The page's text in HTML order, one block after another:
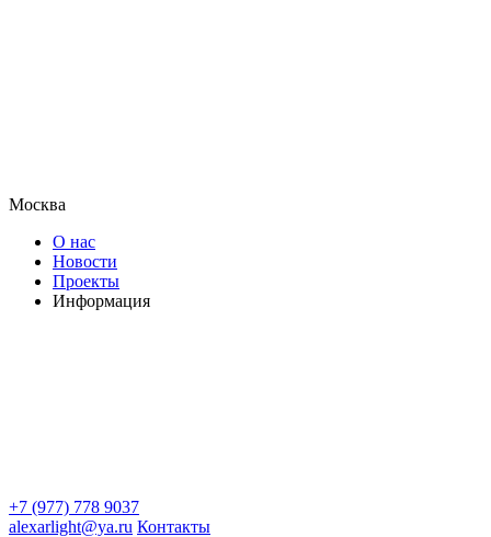
Москва
О нас
Новости
Проекты
Информация
+7 (977) 778 9037
alexarlight@ya.ru Контакты